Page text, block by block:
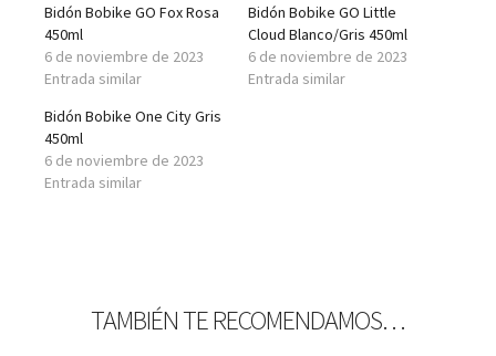
Bidón Bobike GO Fox Rosa
450ml
6 de noviembre de 2023
Entrada similar
Bidón Bobike GO Little
Cloud Blanco/Gris 450ml
6 de noviembre de 2023
Entrada similar
Bidón Bobike One City Gris
450ml
6 de noviembre de 2023
Entrada similar
TAMBIÉN TE RECOMENDAMOS…